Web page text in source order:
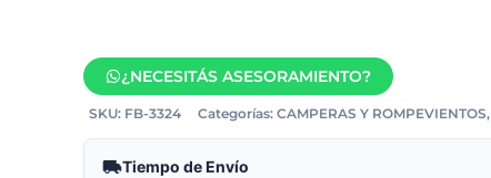
¿NECESITÁS ASESORAMIENTO?
SKU: FB-3324 Categorías: CAMPERAS Y ROMPEVIENTOS,
Tiempo de Envío